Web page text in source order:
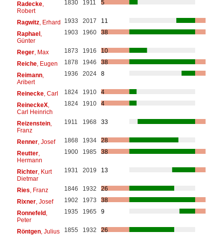
Radecke,
Robert
1830 1911 5
Ragwitz, Erhard 1933 2017
11
Raphael,
Günter
1903 1960 38
Reger, Max 1873 1916
10
Reiche, Eugen 1878 1946
38
Reimann,
Aribert
1936 2024 8
Reinecke, Carl 1824 1910
4
ReineckeX,
Carl Heinrich
1824 1910 4
Reizenstein,
Franz
1911 1968 33
Renner, Josef 1868 1934
28
Reutter,
Hermann
1900 1985 38
Richter, Kurt
Dietmar
1931 2019 13
Ries , Franz 1846 1932
26
Rixner, Josef 1902 1973
38
Ronnefeld,
Peter
1935 1965 9
Röntgen, Julius 1855 1932
26